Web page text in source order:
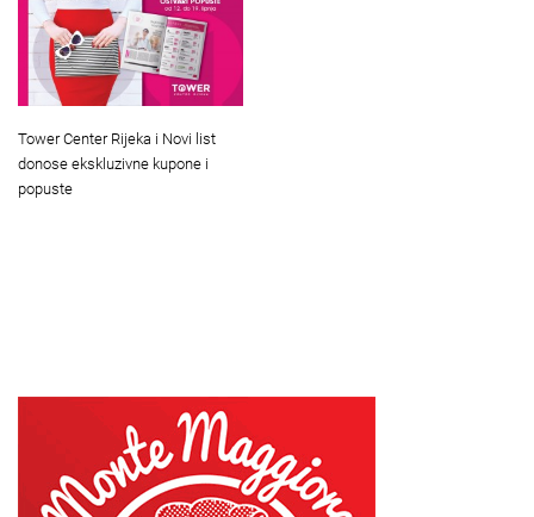
Tower Center Rijeka i Novi list
donose ekskluzivne kupone i
popuste